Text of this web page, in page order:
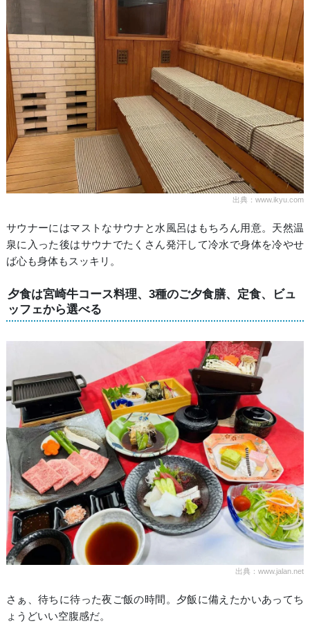
出典：www.ikyu.com
サウナーにはマストなサウナと水風呂はもちろん用意。天然温
泉に入った後はサウナでたくさん発汗して冷水で身体を冷やせ
ば心も身体もスッキリ。
夕食は宮崎牛コース料理、3種のご夕食膳、定食、ビュ
ッフェから選べる
出典：www.jalan.net
さぁ、待ちに待った夜ご飯の時間。夕飯に備えたかいあってち
ょうどいい空腹感だ。